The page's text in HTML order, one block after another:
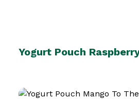
Yogurt Pouch